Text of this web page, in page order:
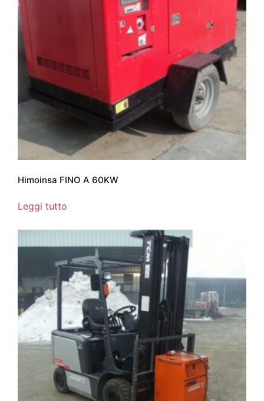
Himoinsa FINO A 60KW
Leggi tutto